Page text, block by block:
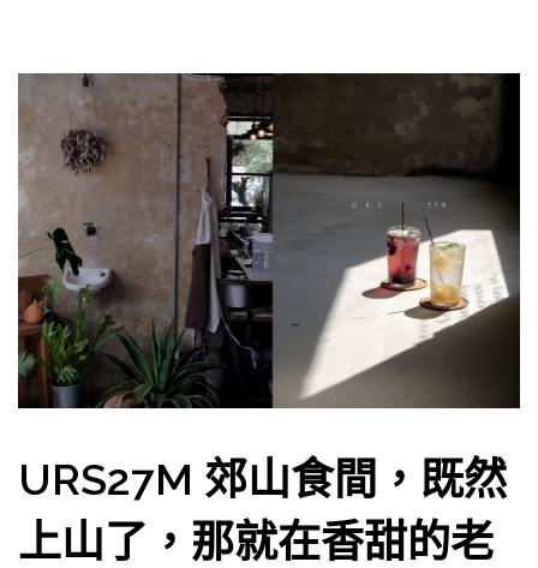
URS27M 郊山食間，既然
上山了，那就在香甜的老